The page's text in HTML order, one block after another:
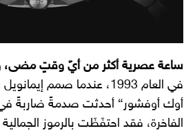
ساعة عصرية أكثر من أيّ وقتٍ مضى،
في العام 1993، عندما صمم
أوك أوفشور“ أحدثت صدمةً ضاربةً في
الفاخرة، فقد احتفَظَت بالرموز